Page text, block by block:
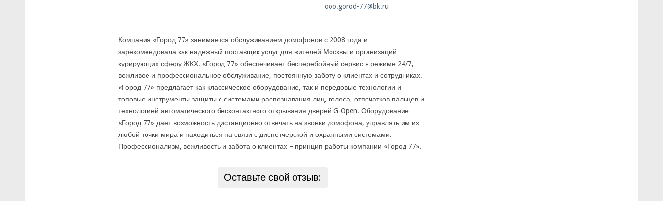
ooo.gorod-77@bk.ru
Компания «Город 77» занимается обслуживанием домофонов с 2008 года и
зарекомендовала как надежный поставщик услуг для жителей Москвы и организаций
курирующих сферу ЖКХ. «Город 77» обеспечивает бесперебойный сервис в режиме 24/7,
вежливое и профессиональное обслуживание, постоянную заботу о клиентах и сотрудниках.
«Город 77» предлагает как классическое оборудование, так и передовые технологии и
топовые инструменты защиты с системами распознавания лиц, голоса, отпечатков пальцев и
технологией автоматического бесконтактного открывания дверей G-Open. Оборудование
«Город 77» дает возможность дистанционно отвечать на звонки домофона, управлять им из
любой точки мира и находиться на связи с диспетчерской и охранными системами.
Профессионализм, вежливость и забота о клиентах – принцип работы компании «Город 77».
Оставьте свой отзыв: